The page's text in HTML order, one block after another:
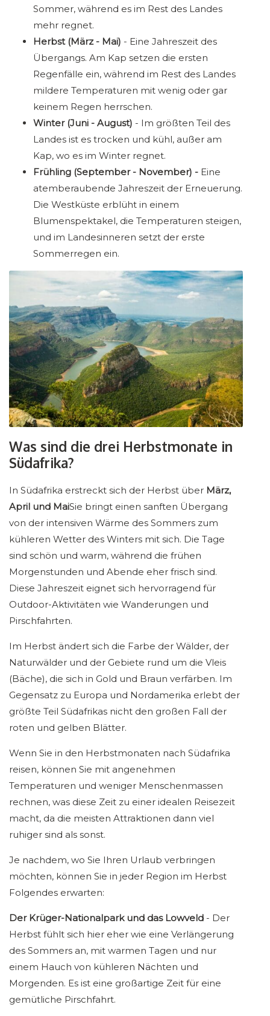
Sommer, während es im Rest des Landes
mehr regnet.
Herbst (März - Mai) - Eine Jahreszeit des
Übergangs. Am Kap setzen die ersten
Regenfälle ein, während im Rest des Landes
mildere Temperaturen mit wenig oder gar
keinem Regen herrschen.
Winter (Juni - August) - Im größten Teil des
Landes ist es trocken und kühl, außer am
Kap, wo es im Winter regnet.
Frühling (September - November) - Eine
atemberaubende Jahreszeit der Erneuerung.
Die Westküste erblüht in einem
Blumenspektakel, die Temperaturen steigen,
und im Landesinneren setzt der erste
Sommerregen ein.
Was sind die drei Herbstmonate in
Südafrika?
In Südafrika erstreckt sich der Herbst über März,
April und MaiSie bringt einen sanften Übergang
von der intensiven Wärme des Sommers zum
kühleren Wetter des Winters mit sich. Die Tage
sind schön und warm, während die frühen
Morgenstunden und Abende eher frisch sind.
Diese Jahreszeit eignet sich hervorragend für
Outdoor-Aktivitäten wie Wanderungen und
Pirschfahrten.
Im Herbst ändert sich die Farbe der Wälder, der
Naturwälder und der Gebiete rund um die Vleis
(Bäche), die sich in Gold und Braun verfärben. Im
Gegensatz zu Europa und Nordamerika erlebt der
größte Teil Südafrikas nicht den großen Fall der
roten und gelben Blätter.
Wenn Sie in den Herbstmonaten nach Südafrika
reisen, können Sie mit angenehmen
Temperaturen und weniger Menschenmassen
rechnen, was diese Zeit zu einer idealen Reisezeit
macht, da die meisten Attraktionen dann viel
ruhiger sind als sonst.
Je nachdem, wo Sie Ihren Urlaub verbringen
möchten, können Sie in jeder Region im Herbst
Folgendes erwarten:
Der Krüger-Nationalpark und das Lowveld - Der
Herbst fühlt sich hier eher wie eine Verlängerung
des Sommers an, mit warmen Tagen und nur
einem Hauch von kühleren Nächten und
Morgenden. Es ist eine großartige Zeit für eine
gemütliche Pirschfahrt.